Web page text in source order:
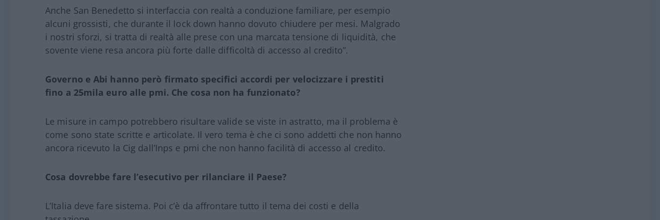
Anche San Benedetto si interfaccia con realtà a conduzione familiare, per esempio
alcuni grossisti, che durante il lock down hanno dovuto chiudere per mesi. Malgrado
i nostri sforzi, si tratta di realtà alle prese con una marcata tensione di liquidità, che
sovente viene resa ancora più forte dalle difficoltà di accesso al credito”.
Governo e Abi hanno però firmato specifici accordi per velocizzare i prestiti
fino a 25mila euro alle pmi. Che cosa non ha funzionato?
Le misure in campo potrebbero risultare valide se viste in astratto, ma il problema è
come sono state scritte e articolate. Il vero tema è che ci sono addetti che non hanno
ancora ricevuto la Cig dall’Inps e pmi che non hanno facilità di accesso al credito.
Cosa dovrebbe fare l’esecutivo per rilanciare il Paese?
L’Italia deve fare sistema. Poi c’è da affrontare tutto il tema dei costi e della